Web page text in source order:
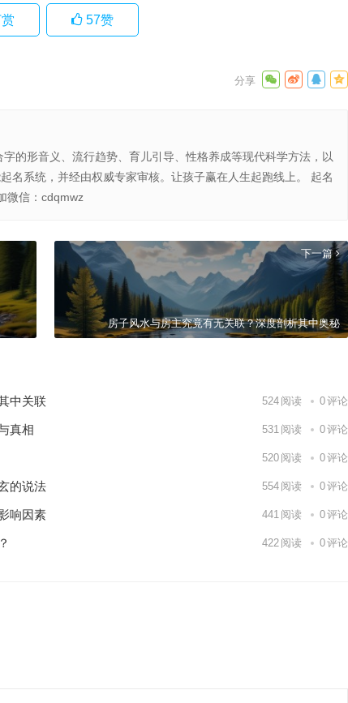
57赞
的形音义、流行趋势、育儿引导、性格养成等现代科学方法，以
名系统，并经由权威专家审核。让孩子赢在人生起跑线上。 起名
微信：cdqmwz
下一篇
房子风水与房主究竟有无关联？深度剖析其中奥秘
中关联 524 阅读 0评论
真相 531 阅读 0评论
520 阅读 0评论
的说法 554 阅读 0评论
响因素 441 阅读 0评论
422 阅读 0评论